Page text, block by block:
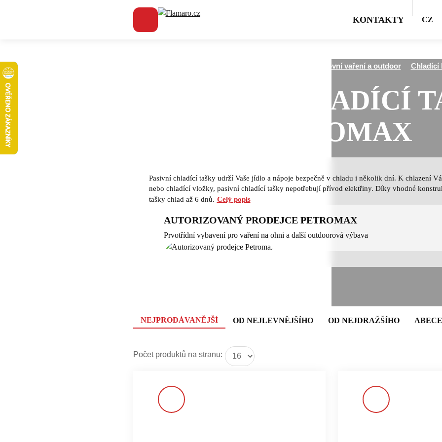
KONTAKTY CZ
Venkovní vaření a outdoor Chladící
PASIVNÍ CHLADÍCÍ
PETROMAX
Pasivní chladící tašky udrží Vaše jídlo a nápoje bezpečně v chladu i několik dní. K chlazení
nebo chladící vložky, pasivní chladící tašky nepotřebují přívod elektřiny. Díky vhodné
tašky chlad až 6 dnů. Celý popis
AUTORIZOVANÝ PRODEJCE PETROMAX
Prvotřídní vybavení pro vaření na ohni a další outdoorová výbava
NEJPRODÁVANĚJŠÍ OD NEJLEVNĚJŠÍHO OD NEJDRAŽŠÍHO
Počet produktů na stranu: